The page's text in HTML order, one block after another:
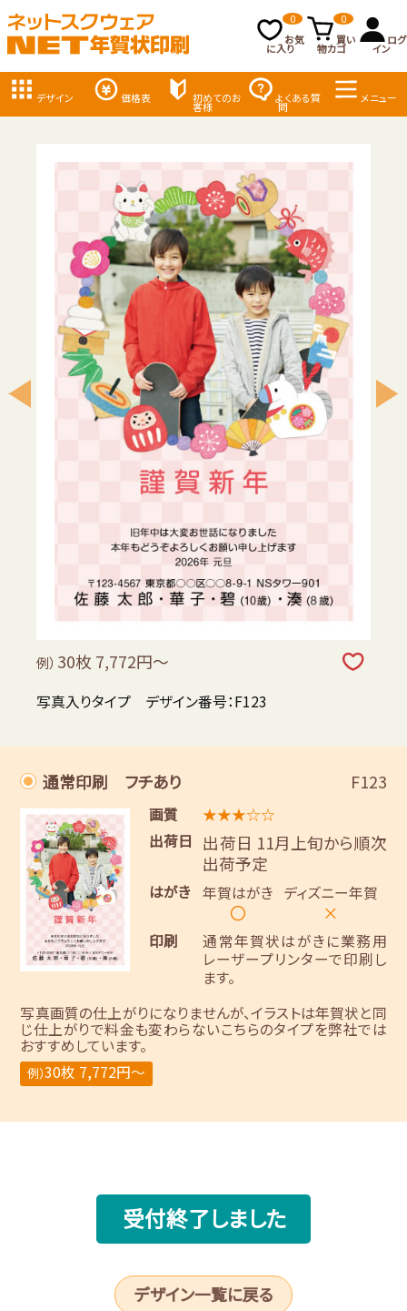
お気
に入り
0
買い
物カゴ
0
ログ
イン
デザイン 価格表 初めてのお
客様
よくある質
問
メニュー
例） 30枚 7,772円～
写真入りタイプ デザイン番号：F123
通常印刷 フチあり F123
画質
★★★☆☆
出荷日
出荷日 11月上旬から順次
出荷予定
はがき 年賀はがき
〇
ディズニー年賀
×
印刷
通常年賀状はがきに業務用
レーザープリンターで印刷し
ます。
写真画質の仕上がりになりませんが、イラストは年賀状と同
じ仕上がりで料金も変わらないこちらのタイプを弊社では
おすすめしています。
例）30枚 7,772円～
受付終了しました
デザイン一覧に戻る